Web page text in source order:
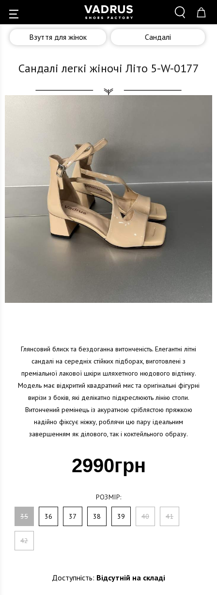
Взуття для жінок Сандалі
Сандалі легкі жіночі Літо 5-W-0177
Глянсовий блиск та бездоганна витонченість. Елегантні літні
сандалі на середніх стійких підборах, виготовлені з
преміальної лакової шкіри шляхетного нюдового відтінку.
Модель має відкритий квадратний мис та оригінальні фігурні
вирізи з боків, які делікатно підкреслюють лінію стопи.
Витончений ремінець із акуратною сріблястою пряжкою
надійно фіксує ніжку, роблячи цю пару ідеальним
завершенням як ділового, так і коктейльного образу.
2990грн
РОЗМІР:
35 36 37 38 39 40 41
42
Доступність: Відсутній на складі